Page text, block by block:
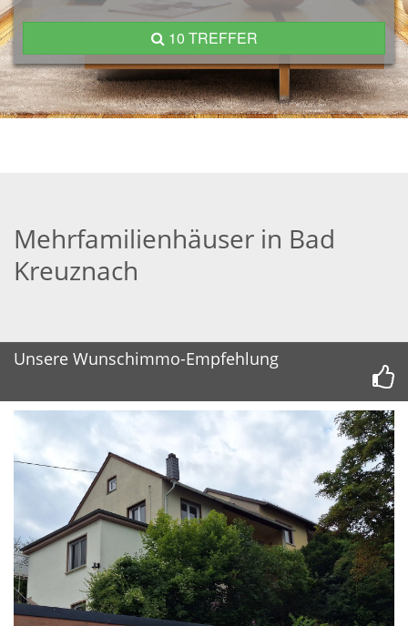
10 TREFFER
Mehrfamilienhäuser in Bad
Kreuznach
Unsere Wunschimmo-Empfehlung